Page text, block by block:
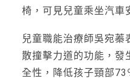
椅，可見兒童乘坐汽車
兒童職能治療師吳宛蓁
散撞擊力道的功能，發
全性，降低孩子頸部